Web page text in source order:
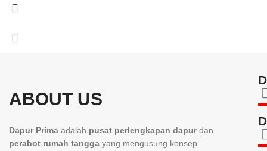
ABOUT US
Dapur Prima adalah pusat perlengkapan dapurdan
perabot rumah tangga yang mengusung konsep